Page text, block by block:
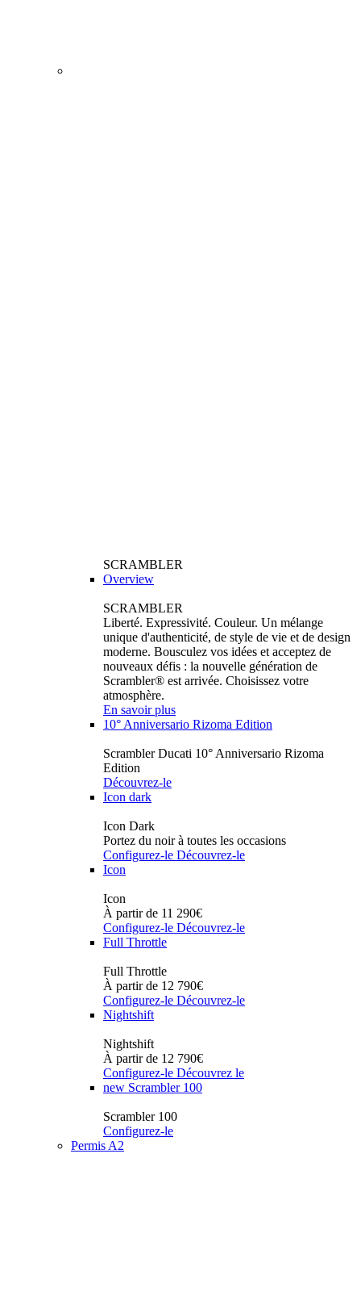
SCRAMBLER
Overview
SCRAMBLER
Liberté. Expressivité. Couleur. Un mélange
unique d'authenticité, de style de vie et de design
moderne. Bousculez vos idées et acceptez de
nouveaux défis : la nouvelle génération de
Scrambler® est arrivée. Choisissez votre
atmosphère.
En savoir plus
10° Anniversario Rizoma Edition
Scrambler Ducati 10° Anniversario Rizoma
Edition
Découvrez-le
Icon dark
Icon Dark
Portez du noir à toutes les occasions
Configurez-le Découvrez-le
Icon
Icon
À partir de 11 290€
Configurez-le Découvrez-le
Full Throttle
Full Throttle
À partir de 12 790€
Configurez-le Découvrez-le
Nightshift
Nightshift
À partir de 12 790€
Configurez-le Découvrez le
new Scrambler 100
Scrambler 100
Configurez-le
Permis A2